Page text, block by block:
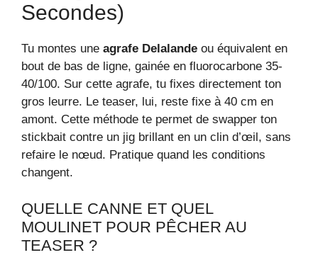
Secondes)
Tu montes une agrafe Delalande ou équivalent en
bout de bas de ligne, gainée en fluorocarbone 35-
40/100. Sur cette agrafe, tu fixes directement ton
gros leurre. Le teaser, lui, reste fixe à 40 cm en
amont. Cette méthode te permet de swapper ton
stickbait contre un jig brillant en un clin d’œil, sans
refaire le nœud. Pratique quand les conditions
changent.
QUELLE CANNE ET QUEL
MOULINET POUR PÊCHER AU
TEASER ?